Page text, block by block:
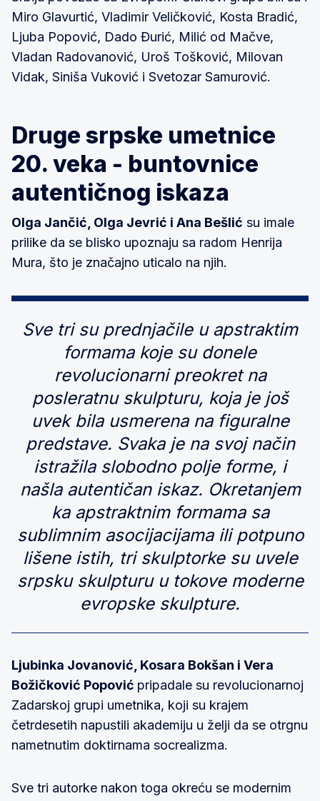
Miro Glavurtić, Vladimir Veličković, Kosta Bradić,
Ljuba Popović, Dado Đurić, Milić od Mačve,
Vladan Radovanović, Uroš Tošković, Milovan
Vidak, Siniša Vuković i Svetozar Samurović.
Druge srpske umetnice
20. veka - buntovnice
autentičnog iskaza
Olga Jančić, Olga Jevrić i Ana Bešlić su imale
prilike da se blisko upoznaju sa radom Henrija
Mura, što je značajno uticalo na njih.
Sve tri su prednjačile u apstraktim
formama koje su donele
revolucionarni preokret na
posleratnu skulpturu, koja je još
uvek bila usmerena na figuralne
predstave. Svaka je na svoj način
istražila slobodno polje forme, i
našla autentičan iskaz. Okretanjem
ka apstraktnim formama sa
sublimnim asocijacijama ili potpuno
lišene istih, tri skulptorke su uvele
srpsku skulpturu u tokove moderne
evropske skulpture.
Ljubinka Jovanović, Kosara Bokšan i Vera
Božičković Popović pripadale su revolucionarnoj
Zadarskoj grupi umetnika, koji su krajem
četrdesetih napustili akademiju u želji da se otrgnu
nametnutim doktirnama socrealizma.
Sve tri autorke nakon toga okreću se modernim